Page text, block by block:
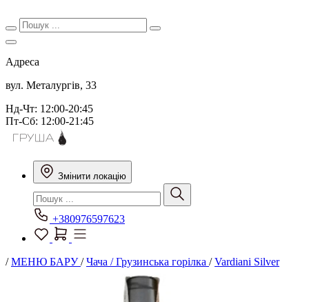
Адреса
вул. Металургів, 33
Нд-Чт: 12:00-20:45
Пт-Сб: 12:00-21:45
Змінити локацію
+380976597623
/МЕНЮ БАРУ/Чача / Грузинська горілка /Vardiani Silver